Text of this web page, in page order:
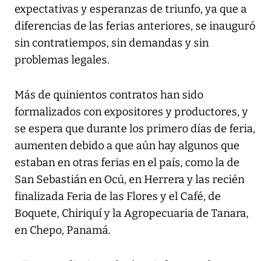
expectativas y esperanzas de triunfo, ya que a
diferencias de las ferias anteriores, se inauguró
sin contratiempos, sin demandas y sin
problemas legales.
Más de quinientos contratos han sido
formalizados con expositores y productores, y
se espera que durante los primero días de feria,
aumenten debido a que aún hay algunos que
estaban en otras ferias en el país, como la de
San Sebastián en Ocú, en Herrera y las recién
finalizada Feria de las Flores y el Café, de
Boquete, Chiriquí y la Agropecuaria de Tanara,
en Chepo, Panamá.